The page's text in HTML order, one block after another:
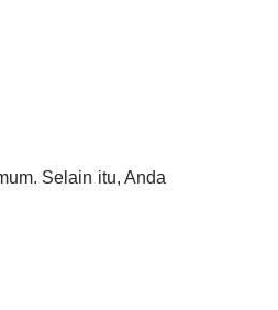
Selain itu, Anda